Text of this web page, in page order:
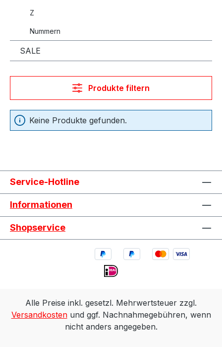
Z
Nummern
SALE
Produkte filtern
Keine Produkte gefunden.
Service-Hotline
Informationen
Shopservice
Alle Preise inkl. gesetzl. Mehrwertsteuer zzgl.
Versandkostenund ggf. Nachnahmegebühren, wenn
nicht anders angegeben.